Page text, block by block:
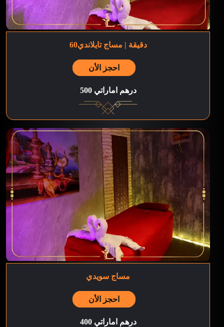
60دقيقة | مساج تايلاندي
احجز الأن
500 درهم اماراتي
مساج سويدي
احجز الأن
400 درهم اماراتي